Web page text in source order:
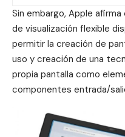
Sin embargo, Apple
de visualización flexible
permitir la creación de
uso y creación de una
propia pantalla como
componentes entrada/